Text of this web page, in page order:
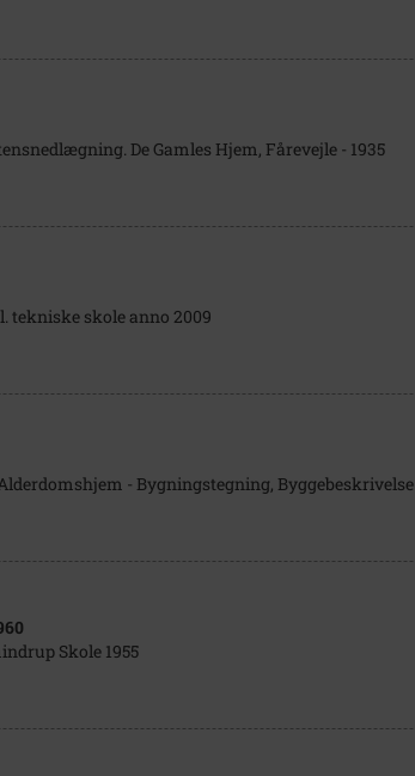
De Gamles Hjem, Fårevejle - 1935
tekniske skole anno 2009
- Bygningstegning, Byggebeskrivelse
Skole 1955